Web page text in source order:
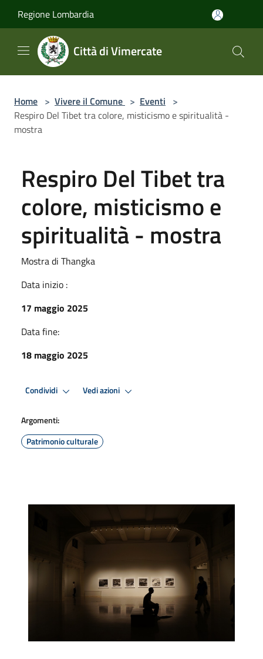
Regione Lombardia
Città di Vimercate
Home > Vivere il Comune > Eventi >
Respiro Del Tibet tra colore, misticismo e spiritualità -
mostra
Respiro Del Tibet tra
colore, misticismo e
spiritualità - mostra
Mostra di Thangka
Data inizio :
17 maggio 2025
Data fine:
18 maggio 2025
Condividi Vedi azioni
Argomenti:
Patrimonio culturale